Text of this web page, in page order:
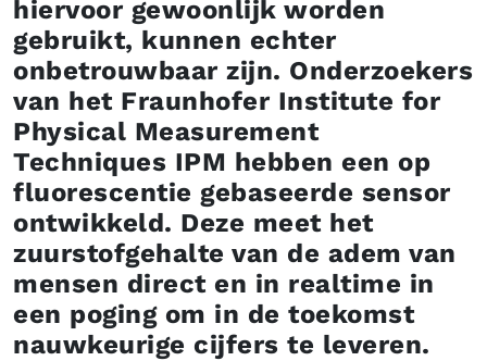
hiervoor gewoonlijk worden
gebruikt, kunnen echter
onbetrouwbaar zijn. Onderzoekers
van het Fraunhofer Institute for
Physical Measurement
Techniques IPM hebben een op
fluorescentie gebaseerde sensor
ontwikkeld. Deze meet het
zuurstofgehalte van de adem van
mensen direct en in realtime in
een poging om in de toekomst
nauwkeurige cijfers te leveren.